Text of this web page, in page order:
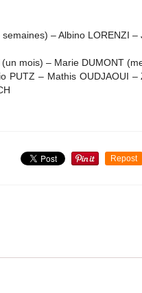
– Albino LORENZI –
mois) – Marie DUMONT
PUTZ – Mathis OUDJAOUI –
Repost